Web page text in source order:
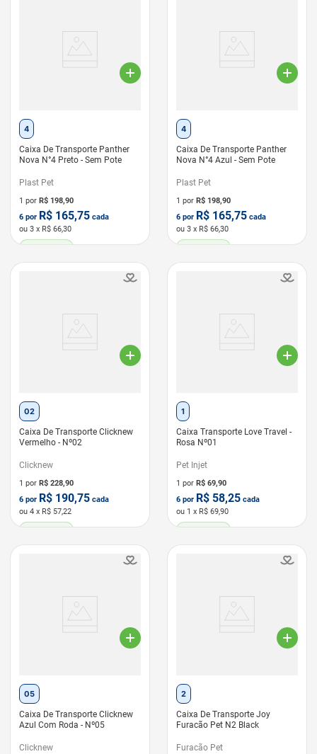
4
Caixa De Transporte Panther
Nova N°4 Preto - Sem Pote
Plast Pet
1 por R$ 198,90
6 por R$ 165,75 cada
ou 3 x R$ 66,30
4
Caixa De Transporte Panther
Nova N°4 Azul - Sem Pote
Plast Pet
1 por R$ 198,90
6 por R$ 165,75 cada
ou 3 x R$ 66,30
02
Caixa De Transporte Clicknew
Vermelho - Nº02
Clicknew
1 por R$ 228,90
6 por R$ 190,75 cada
ou 4 x R$ 57,22
1
Caixa Transporte Love Travel -
Rosa Nº01
Pet Injet
1 por R$ 69,90
6 por R$ 58,25 cada
ou 1 x R$ 69,90
05
Caixa De Transporte Clicknew
Azul Com Roda - Nº05
Clicknew
2
Caixa De Transporte Joy
Furacão Pet N2 Black
Furacão Pet